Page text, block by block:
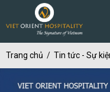
Trang chủ Tin tức - Sự